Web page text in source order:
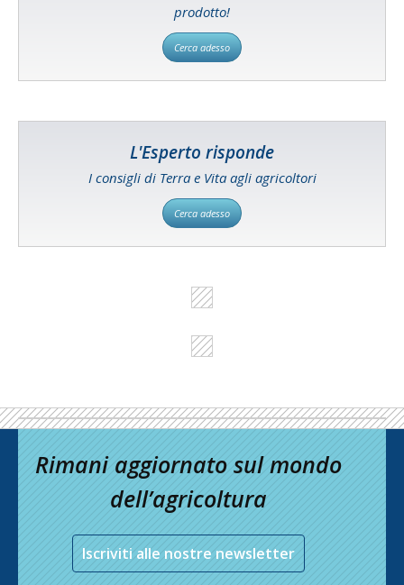
prodotto!
Cerca adesso
L'Esperto risponde
I consigli di Terra e Vita agli agricoltori
Cerca adesso
Rimani aggiornato sul mondo
dell’agricoltura
Iscriviti alle nostre newsletter